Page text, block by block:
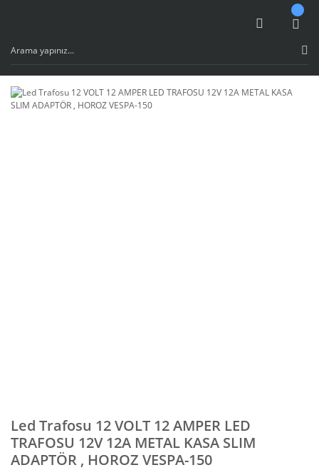
Led Trafosu 12 VOLT 12 AMPER LED
TRAFOSU 12V 12A METAL KASA SLIM
ADAPTÖR , HOROZ VESPA-150